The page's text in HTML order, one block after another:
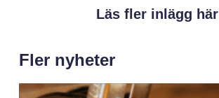
Läs fler inlägg här
Fler nyheter